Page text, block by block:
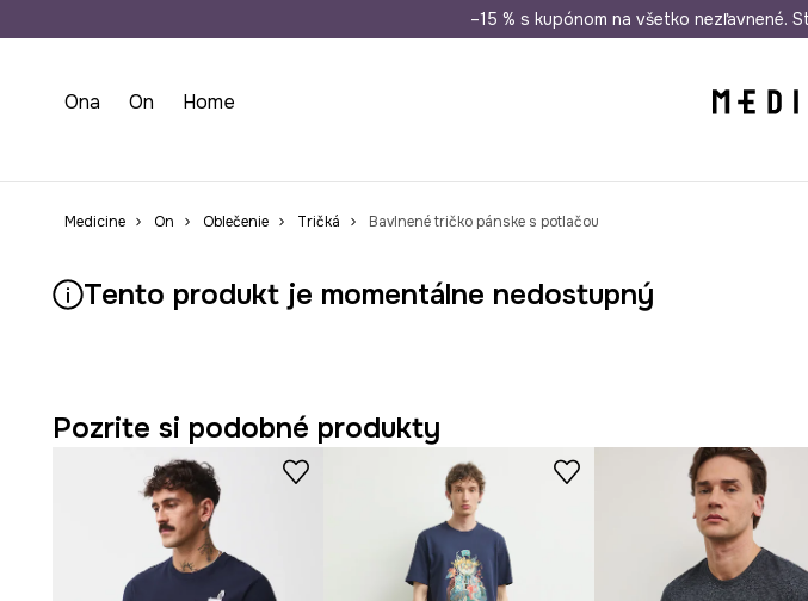
Doprava zadarmo od 50 € Odoslanie
–15 % s kupónom na všetko nezľavnené.
Ona On Home
Medicine On Oblečenie Tričká Bavlnené tričko pánske s potlačou
Tento produkt je momentálne nedostupný
Pozrite si podobné produkty